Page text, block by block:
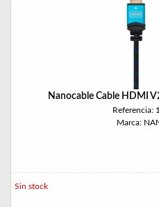
Nanocable Cable HDMI
Referencia:
Marca:
Sin stock